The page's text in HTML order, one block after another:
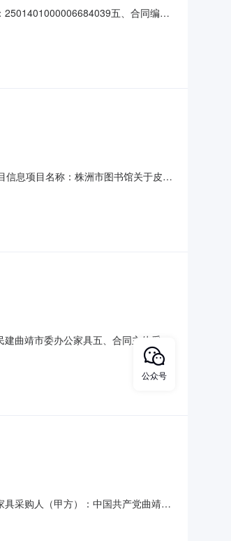
2501401000006684039五、合同编
联雪贸易有限公
息项目名称：株洲市图书馆关于皮艺
预算编码：150003三、成
曲靖市委办公家具五、合同主体采购
市麒麟区华荣家具店地址：曲靖市麒
13主要标的单价：1097
采购人（甲方）：中国共产党曲靖市
统一战线工作部关于书
公众号